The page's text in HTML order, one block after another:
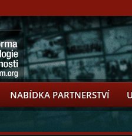
NABÍDKA PARTNERSTVÍ